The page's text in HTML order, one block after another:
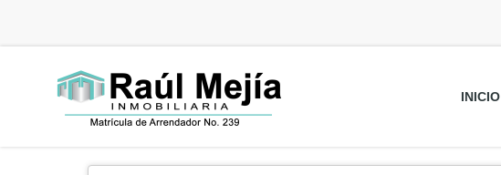
INICIO